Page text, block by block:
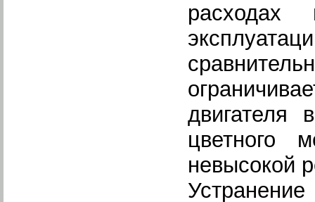
расходах
двигателя
цветного
невысокой